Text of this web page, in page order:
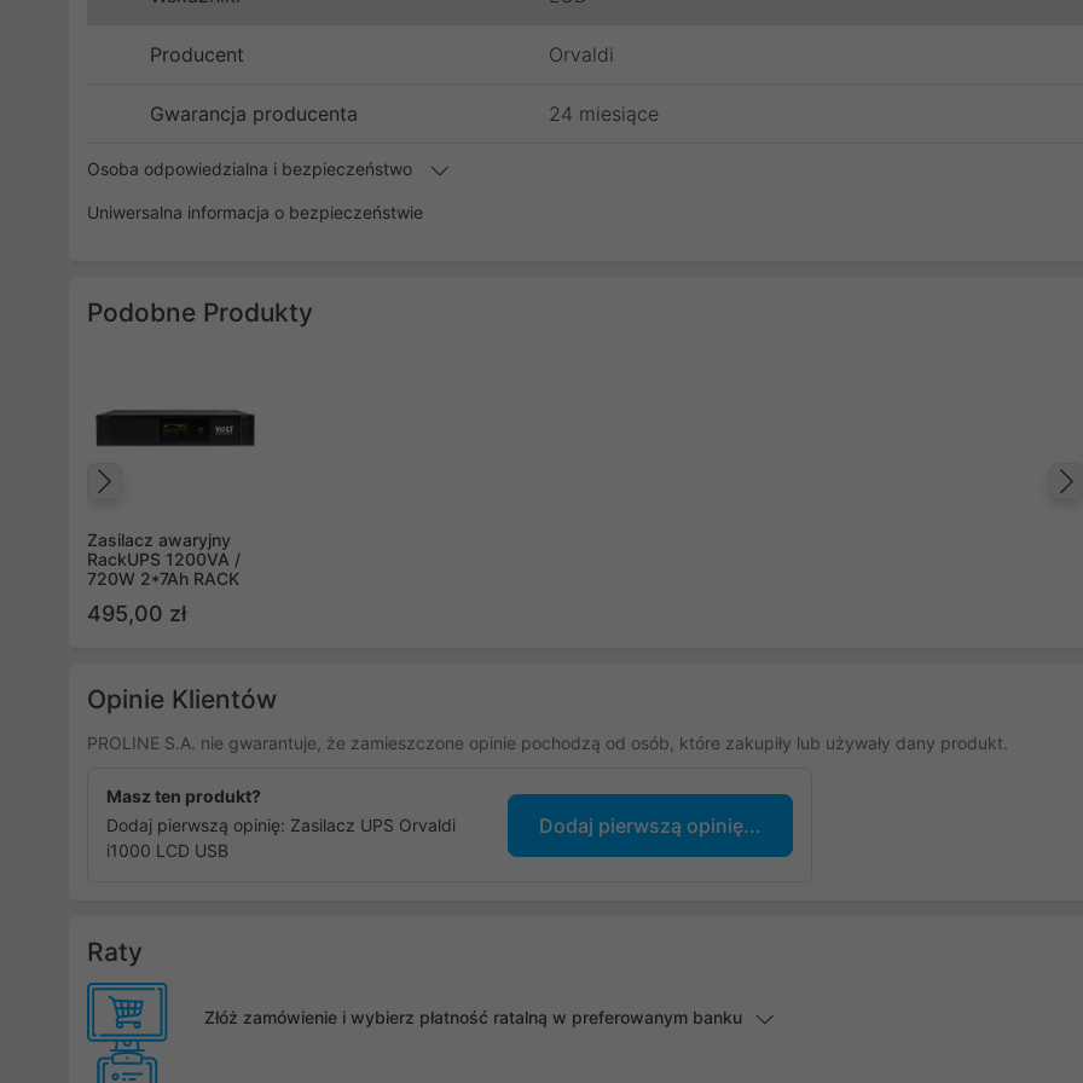
Producent Orvaldi
Gwarancja producenta 24 miesiące
Osoba odpowiedzialna i bezpieczeństwo
Uniwersalna informacja o bezpieczeństwie
Podobne Produkty
Zasilacz awaryjny
RackUPS 1200VA /
720W 2*7Ah RACK
495,00 zł
Opinie Klientów
PROLINE S.A. nie gwarantuje, że zamieszczone opinie pochodzą od osób, które zakupiły lub używały dany produkt.
Masz ten produkt?
Dodaj pierwszą opinię: Zasilacz UPS Orvaldi
i1000 LCD USB
Dodaj pierwszą opinię...
Raty
Złóż zamówienie i wybierz płatność ratalną w preferowanym banku